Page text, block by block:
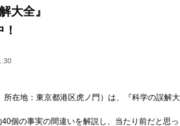
大全』
在地：東京都港区虎ノ門）は、『科学の誤解大
個の事実の間違いを解説し、当たり前だと思っ